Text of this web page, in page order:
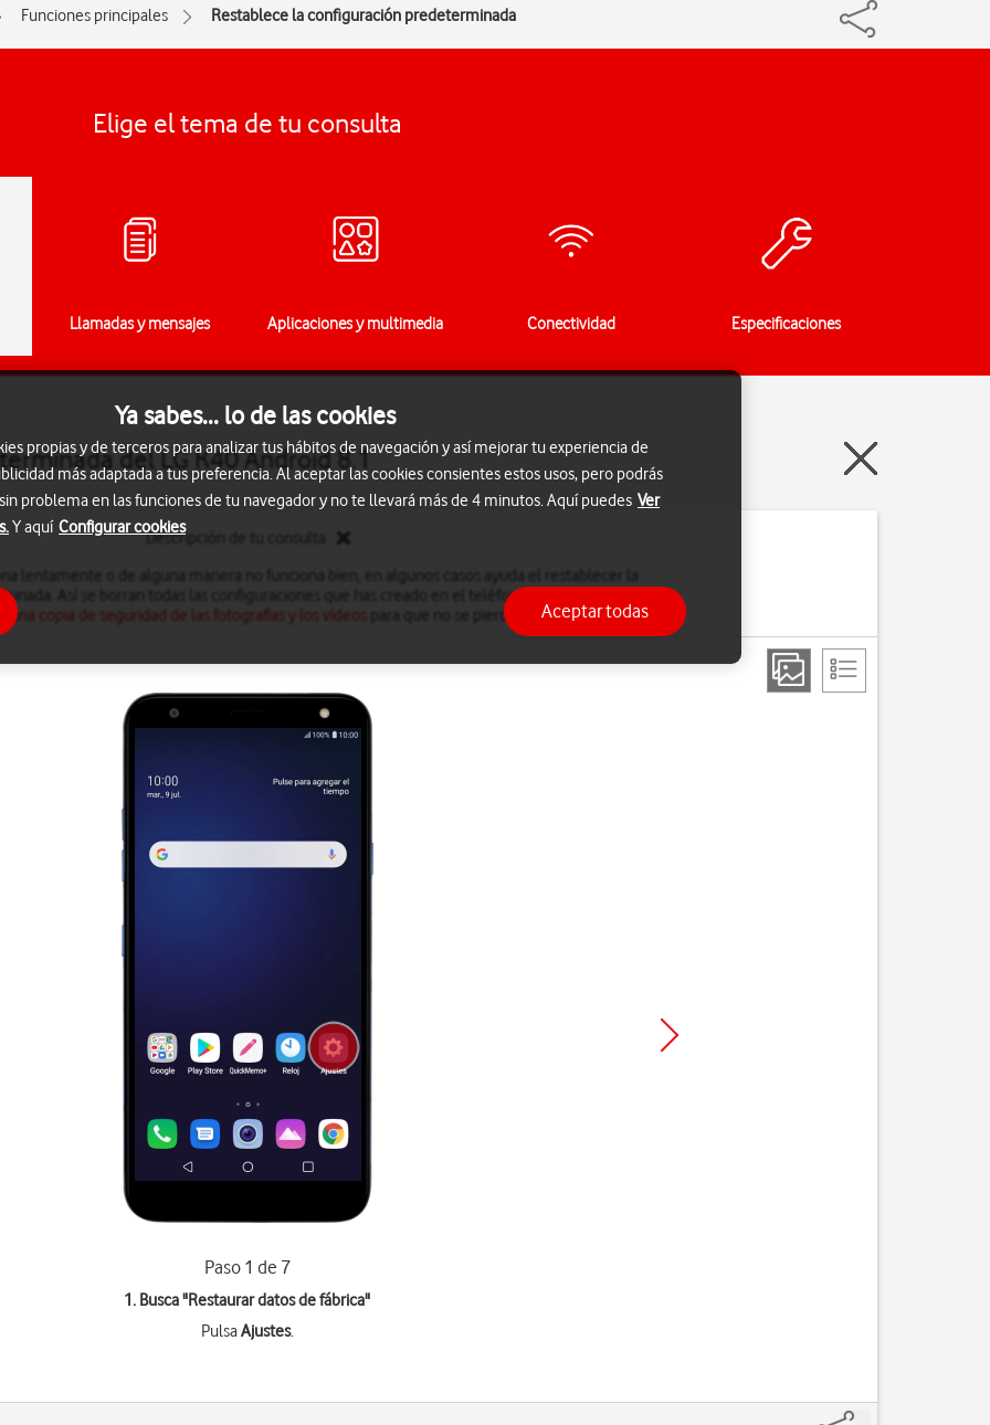
Funciones principales Restablece la configuración predeterminada
Elige el tema de tu consulta
Llamadas y mensajes Aplicaciones y multimedia Conectividad Especificaciones
del LG K40 Android 8.1
Descripción de tu consulta
Así se borran todas las configuraciones que has creado en el teléfono. Es recomendable
una copia de seguridad de las fotografías y los vídeos
para que no se pierdan.
Paso 1 de 7
1. Busca "Restaurar datos de fábrica"
PulsaAjustes.
Ya sabes... lo de las cookies
propias y de terceros para analizar tus hábitos de navegación y así mejorar tu experiencia de
más adaptada a tus preferencia. Al aceptar las cookies consientes estos usos, pero podrás
problema en las funciones de tu navegador y no te llevará más de 4 minutos. Aquí puedes Ver
Y aquí Configurar cookies
Aceptar todas